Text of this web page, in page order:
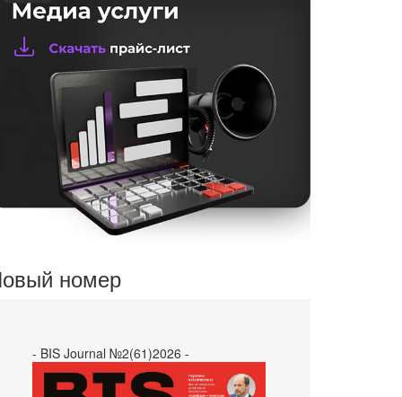
номер
- BIS Journal №2(61)2026 -